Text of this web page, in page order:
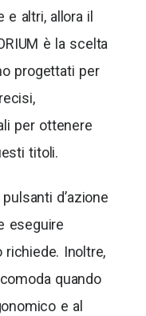
e altri, allora il
è la scelta
progettati per
per ottenere
titoli.
d’azione
eseguire
Inoltre,
quando
e al